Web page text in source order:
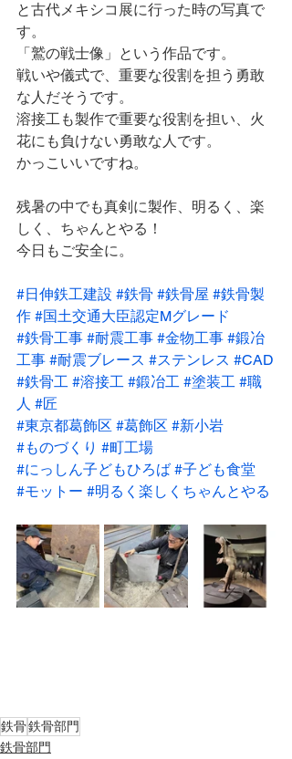
と古代メキシコ展に行った時の写真で
す。
「鷲の戦士像」という作品です。
戦いや儀式で、重要な役割を担う勇敢
な人だそうです。
溶接工も製作で重要な役割を担い、火
花にも負けない勇敢な人です。
かっこいいですね。
残暑の中でも真剣に製作、明るく、楽
しく、ちゃんとやる！
今日もご安全に。
#日伸鉄工建設 #鉄骨 #鉄骨屋 #鉄骨製
作 #国土交通大臣認定Mグレード
#鉄骨工事 #耐震工事 #金物工事 #鍛冶
工事 #耐震ブレース #ステンレス #CAD
#鉄骨工 #溶接工 #鍛冶工 #塗装工 #職
人 #匠
#東京都葛飾区 #葛飾区 #新小岩
#ものづくり #町工場
#にっしん子どもひろば #子ども食堂
#モットー #明るく楽しくちゃんとやる
鉄骨鉄骨部門
鉄骨部門